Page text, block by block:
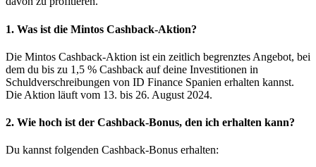
1. Was ist die Mintos Cashback-Aktion?
Die Mintos Cashback-Aktion ist ein zeitlich begrenztes Angebot, bei
dem du bis zu 1,5 % Cashback auf deine Investitionen in
Schuldverschreibungen von ID Finance Spanien erhalten kannst.
Die Aktion läuft vom 13. bis 26. August 2024.
2. Wie hoch ist der Cashback-Bonus, den ich erhalten kann?
Du kannst folgenden Cashback-Bonus erhalten: